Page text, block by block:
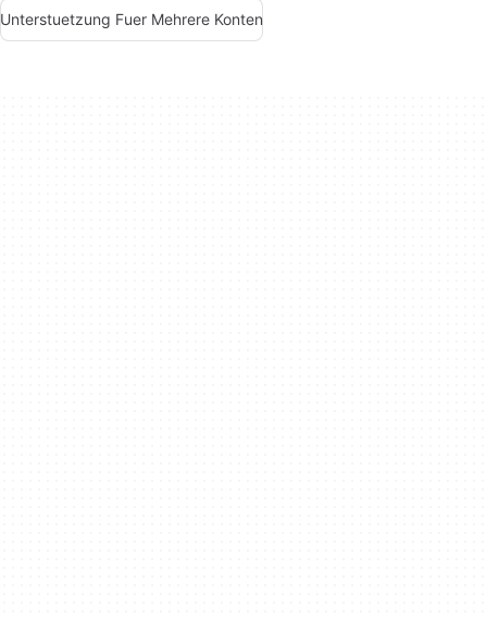
Unterstuetzung Fuer Mehrere Konten